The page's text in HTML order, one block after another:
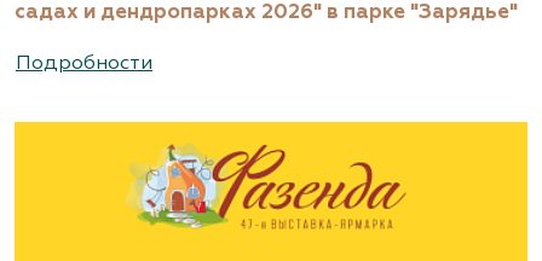
садах и дендропарках 2026" в парке "Зарядье"
Подробности